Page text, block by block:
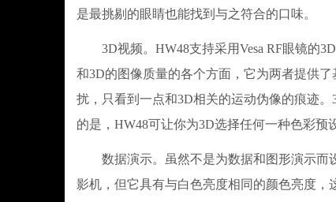
是最挑剔的眼睛也能找到与之符合的口味。
3D视频。HW48支持采用Vesa RF眼镜的
和3D的图像质量的各个方面，它为两者提供
扰，只看到一点和3D相关的运动伪像的痕迹
的是，HW48可让你为3D选择任何一种色彩预
数据演示。虽然不是为数据和图形演示而
影机，但它具有与白色亮度相同的颜色亮度，